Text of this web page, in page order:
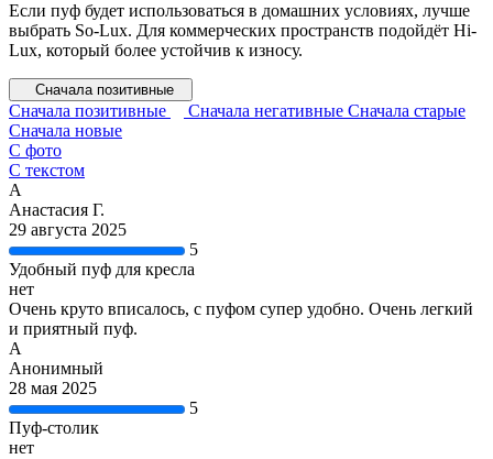
Если пуф будет использоваться в домашних условиях, лучше
выбрать So-Lux. Для коммерческих пространств подойдёт Hi-
Lux, который более устойчив к износу.
Сначала позитивные
Сначала позитивные Сначала негативные Сначала старые
Сначала новые
С фото
С текстом
А
Анастасия Г.
29 августа 2025
5
Удобный пуф для кресла
нет
Очень круто вписалось, с пуфом супер удобно. Очень легкий
и приятный пуф.
А
Анонимный
28 мая 2025
5
Пуф-столик
нет